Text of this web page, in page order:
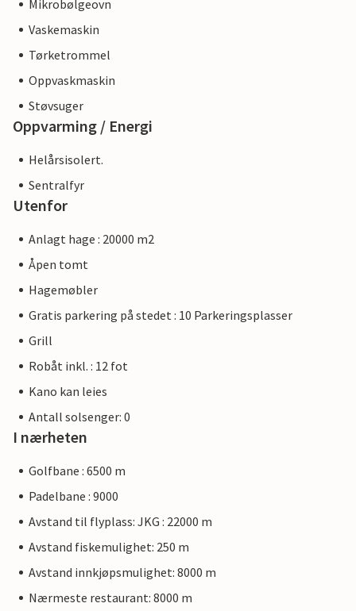
Mikrobølgeovn
Vaskemaskin
Tørketrommel
Oppvaskmaskin
Støvsuger
Oppvarming / Energi
Helårsisolert.
Sentralfyr
Utenfor
Anlagt hage : 20000 m2
Åpen tomt
Hagemøbler
Gratis parkering på stedet : 10 Parkeringsplasser
Grill
Robåt inkl. : 12 fot
Kano kan leies
Antall solsenger: 0
I nærheten
Golfbane : 6500 m
Padelbane : 9000
Avstand til flyplass: JKG : 22000 m
Avstand fiskemulighet: 250 m
Avstand innkjøpsmulighet: 8000 m
Nærmeste restaurant: 8000 m